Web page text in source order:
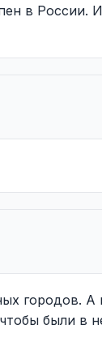
в России.
городов. А
были в